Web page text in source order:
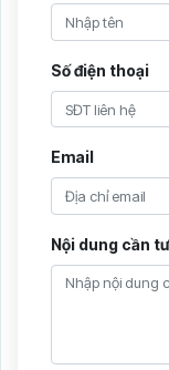
Số điện thoại
Email
Nội dung cần